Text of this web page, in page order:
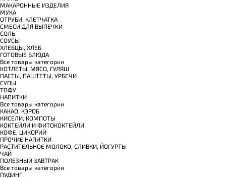
МАКАРОННЫЕ ИЗДЕЛИЯ
МУКА
ОТРУБИ, КЛЕТЧАТКА
СМЕСИ ДЛЯ ВЫПЕЧКИ
СОЛЬ
СОУСЫ
ХЛЕБЦЫ, ХЛЕБ
ГОТОВЫЕ БЛЮДА
Все товары категории
КОТЛЕТЫ, МЯСО, ГУЛЯШ
ПАСТЫ, ПАШТЕТЫ, УРБЕЧИ
СУПЫ
ТОФУ
НАПИТКИ
Все товары категории
КАКАО, КЭРОБ
КИСЕЛИ, КОМПОТЫ
КОКТЕЙЛИ И ФИТОКОКТЕЙЛИ
КОФЕ, ЦИКОРИЙ
ПРОЧИЕ НАПИТКИ
РАСТИТЕЛЬНОЕ МОЛОКО, СЛИВКИ, ЙОГУРТЫ
ЧАЙ
ПОЛЕЗНЫЙ ЗАВТРАК
Все товары категории
ПУДИНГ